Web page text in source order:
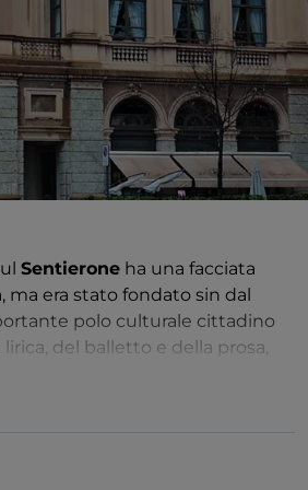
Sentierone ha una facciata
era stato fondato sin dal
polo culturale cittadino
del balletto e della prosa,